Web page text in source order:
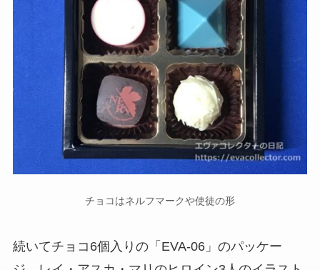
チョコはネルフマークや使徒の形
続いてチョコ6個入りの「EVA-06」のパッケー